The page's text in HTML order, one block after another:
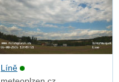
Líně